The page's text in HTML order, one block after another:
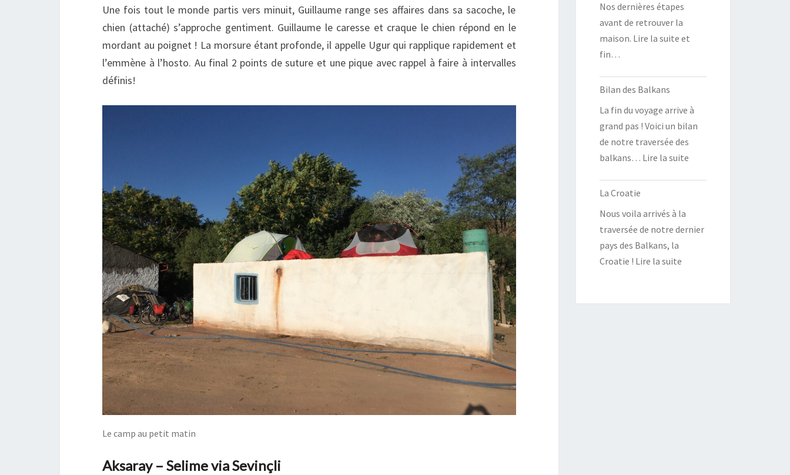
Une fois tout le monde partis vers minuit, Guillaume range ses affaires dans sa sacoche, le
chien (attaché) s’approche gentiment. Guillaume le caresse et craque le chien répond en le
mordant au poignet ! La morsure étant profonde, il appelle Ugur qui rapplique rapidement et
l’emmène à l’hosto. Au final 2 points de suture et une pique avec rappel à faire à intervalles
définis!
Le camp au petit matin
Aksaray – Selime via Sevinçli
Nos dernières étapes
avant de retrouver la
maison. Lire la suite et
fin…
Bilan des Balkans
La fin du voyage arrive à
grand pas ! Voici un bilan
de notre traversée des
balkans… Lire la suite
La Croatie
Nous voila arrivés à la
traversée de notre dernier
pays des Balkans, la
Croatie ! Lire la suite